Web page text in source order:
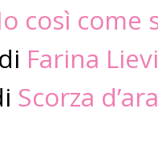
così come
Farina
Scorza